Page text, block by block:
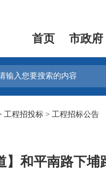
首页 市政府
工程招投标 > 工程招标公告
】和平南路下